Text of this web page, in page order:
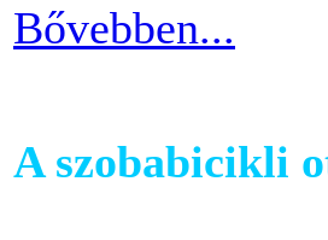
Bővebben...
A szobabicikli